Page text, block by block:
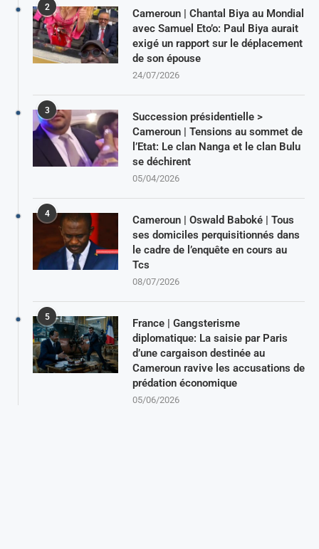
2
Cameroun | Chantal Biya au Mondial
avec Samuel Eto’o: Paul Biya aurait
exigé un rapport sur le déplacement
de son épouse
24/07/2026
3
Succession présidentielle >
Cameroun | Tensions au sommet de
l’Etat: Le clan Nanga et le clan Bulu
se déchirent
05/04/2026
4
Cameroun | Oswald Baboké | Tous
ses domiciles perquisitionnés dans
le cadre de l’enquête en cours au
Tcs
08/07/2026
5
France | Gangsterisme
diplomatique: La saisie par Paris
d’une cargaison destinée au
Cameroun ravive les accusations de
prédation économique
05/06/2026